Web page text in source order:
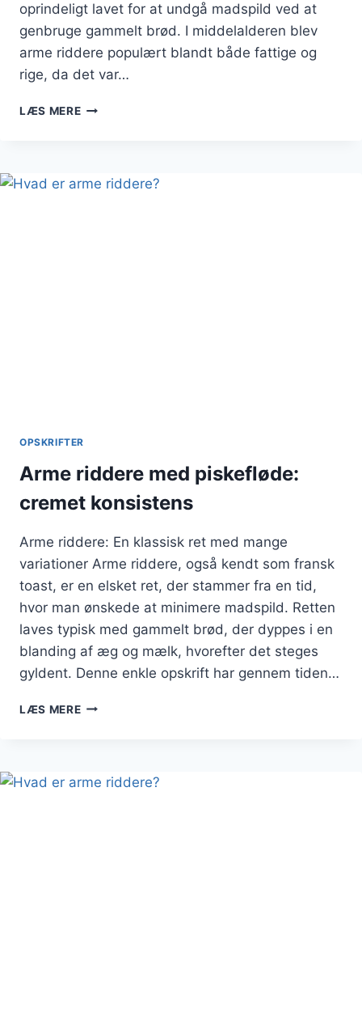
oprindeligt lavet for at undgå madspild ved at
genbruge gammelt brød. I middelalderen blev
arme riddere populært blandt både fattige og
rige, da det var…
LÆS MEREDE
MORGENMAD
OPSKRIFTER
Arme riddere med piskefløde:
cremet konsistens
Arme riddere: En klassisk ret med mange
variationer Arme riddere, også kendt som fransk
toast, er en elsket ret, der stammer fra en tid,
hvor man ønskede at minimere madspild. Retten
laves typisk med gammelt brød, der dyppes i en
blanding af æg og mælk, hvorefter det steges
gyldent. Denne enkle opskrift har gennem tiden…
LÆS MEREARME
KONSISTENS